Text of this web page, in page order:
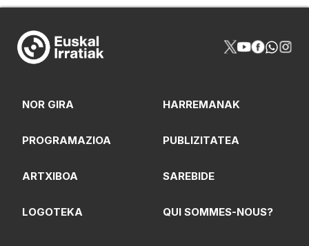
NOR GIRA HARREMANAK
PROGRAMAZIOA PUBLIZITATEA
ARTXIBOA SAREBIDE
LOGOTEKA QUI SOMMES-NOUS?